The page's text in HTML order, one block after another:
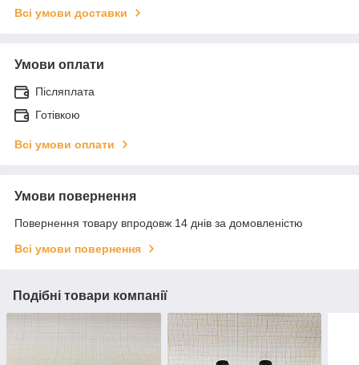
Всі умови доставки
Умови оплати
Післяплата
Готівкою
Всі умови оплати
Умови повернення
Повернення товару впродовж 14 днів за домовленістю
Всі умови повернення
Подібні товари компанії